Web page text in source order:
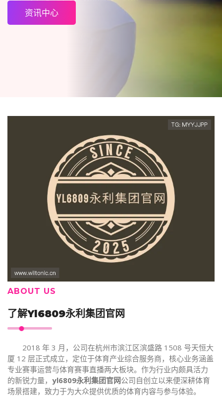
资讯中心
ABOUT US
了解Yl6809永利集团官网
2018 年 3 月，公司在杭州市滨江区滨盛路 1508 号天恒大
厦 12 层正式成立，定位于体育产业综合服务商，核心业务涵盖
专业赛事运营与体育赛事直播两大板块。作为行业内颇具活力
的新锐力量， yl6809永利集团官网公司自创立以来便深耕体育
场景搭建，致力于为大众提供优质的体育内容与参与体验。